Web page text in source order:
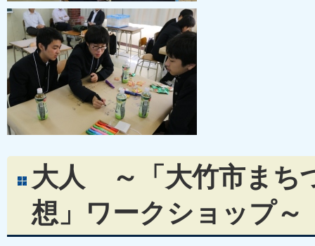
大人 ～「大竹市まち
想」ワークショップ～